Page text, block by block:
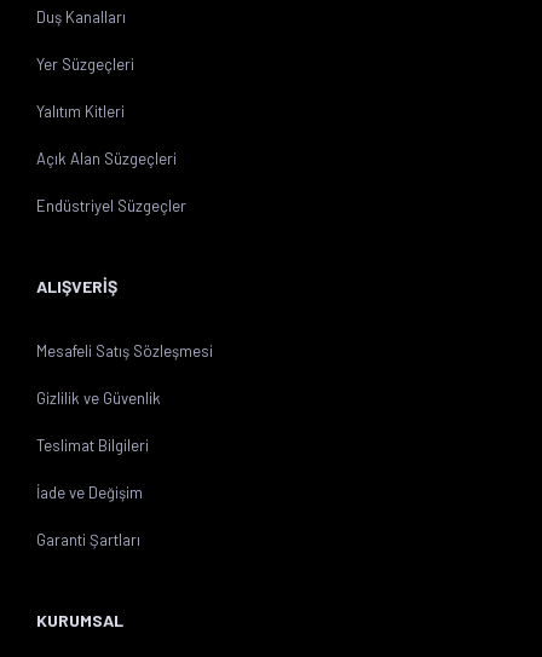
Duş Kanalları
Yer Süzgeçleri
Yalıtım Kitleri
Açık Alan Süzgeçleri
Endüstriyel Süzgeçler
ALIŞVERİŞ
Mesafeli Satış Sözleşmesi
Gizlilik ve Güvenlik
Teslimat Bilgileri
İade ve Değişim
Garanti Şartları
KURUMSAL